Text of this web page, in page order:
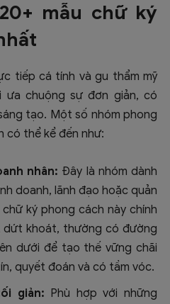
mẫu chữ ký
tiếp cá tính và gu thẩm mỹ
ưa chuộng sự đơn giản, có
tạo. Một số nhóm phong
có thể kể đến như:
nhân: Đây là nhóm dành
doanh, lãnh đạo hoặc quản
ký phong cách này chính
dứt khoát, thường có đường
dưới để tạo thế vững chãi
quyết đoán và có tầm vóc.
giản: Phù hợp với những